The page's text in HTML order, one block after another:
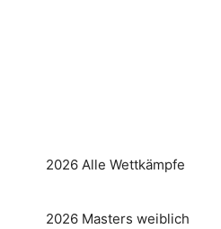
2026 Alle Wettkämpfe
2026 Masters weiblich